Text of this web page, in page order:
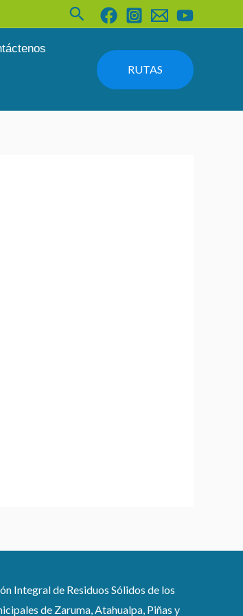
Buscar
RUTAS
Integral de Residuos Sólidos de los
de Zaruma, Atahualpa, Piñas y